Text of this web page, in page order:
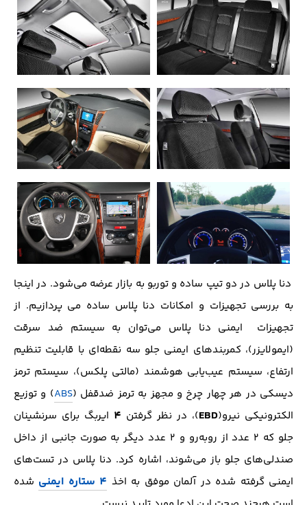
دنا پلاس در دو تیپ ساده و توربو به بازار عرضه می‌شود. در اینجا
به بررسی تجهیزات و امکانات دنا پلاس ساده می پردازیم. از
تجهیزات ایمنی دنا پلاس می‌‌توان به سیستم ضد سرقت
(ایمولایزر)، کمربند‌های ایمنی جلو سه نقطه‌ای با قابلیت تنظیم
ارتفاع، سیستم عیب‌یابی هوشمند (مالتی پلکس)، سیستم‌ ترمز
دیسکی در هر چهار چرخ و مجهز به ترمز ضدقفل (ABS) و توزیع
الکترونیکی نیرو(EBD)، در نظر گرفتن 4 ایربگ برای سرنشینان
جلو که 2 عدد از روبه‌رو و 2 عدد دیگر به صورت جانبی از داخل
صندلی‌های جلو باز می‌شوند، اشاره کرد. دنا پلاس در تست‌های
ایمنی گرفته شده در آلمان موفق به اخذ 4 ستاره ایمنی
شده